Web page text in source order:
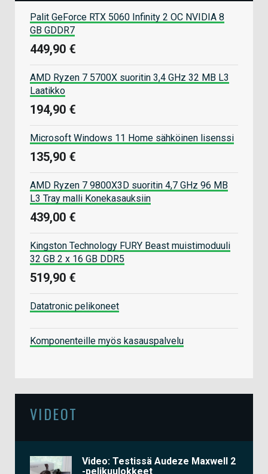
Palit GeForce RTX 5060 Infinity 2 OC NVIDIA 8
GB GDDR7
449,90 €
AMD Ryzen 7 5700X suoritin 3,4 GHz 32 MB L3
Laatikko
194,90 €
Microsoft Windows 11 Home sähköinen lisenssi
135,90 €
AMD Ryzen 7 9800X3D suoritin 4,7 GHz 96 MB
L3 Tray malli Konekasauksiin
439,00 €
Kingston Technology FURY Beast muistimoduuli
32 GB 2 x 16 GB DDR5
519,90 €
Datatronic pelikoneet
Komponenteille myös kasauspalvelu
VIDEOT
Video: Testissä Audeze Maxwell 2
-pelikuulokkeet